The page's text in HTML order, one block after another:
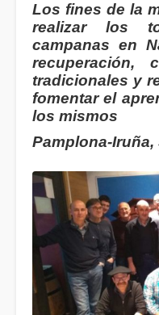
Los fines de la
realizar los
campanas en
recuperación,
tradicionales y
fomentar el
los mismos
Pamplona-Iruña,